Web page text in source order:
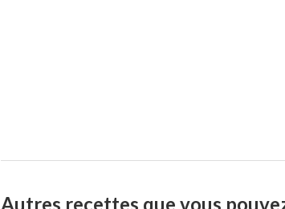
Autres recettes que vous